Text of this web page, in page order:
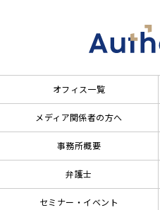
オフィス一覧
メディア関係者の方へ
事務所概要
弁護士
セミナー・イベント